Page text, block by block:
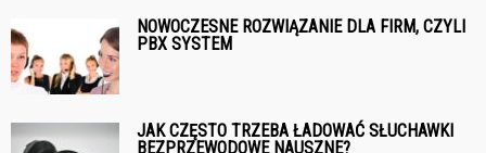
NOWOCZESNE ROZWIĄZANIE DLA FIRM, CZYLI
PBX SYSTEM
JAK CZĘSTO TRZEBA ŁADOWAĆ SŁUCHAWKI
BEZPRZEWODOWE NAUSZNE?